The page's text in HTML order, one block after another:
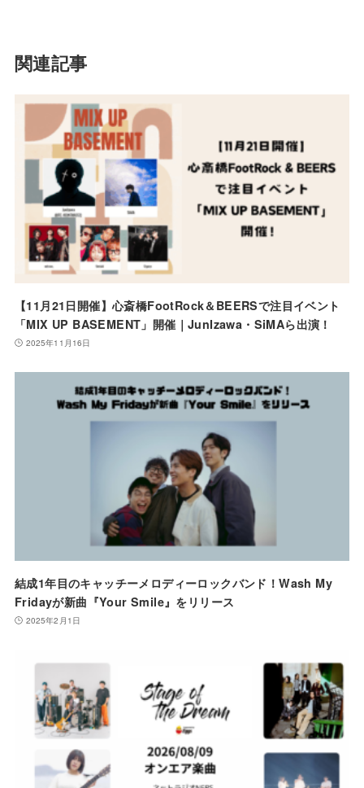
関連記事
【11月21日開催】心斎橋FootRock＆BEERSで注目イベント
「MIX UP BASEMENT」開催｜JunIzawa・SiMAら出演！
2025年11月16日
結成1年目のキャッチーメロディーロックバンド！Wash My
Fridayが新曲『Your Smile』をリリース
2025年2月1日